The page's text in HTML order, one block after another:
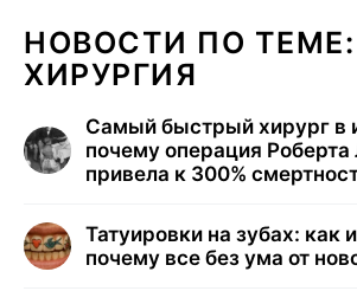
НОВОСТИ ПО ТЕМЕ:
ХИРУРГИЯ
Самый быстрый хирург в
почему операция Роберта
привела к 300%
Татуировки на зубах: как
почему все без ума от